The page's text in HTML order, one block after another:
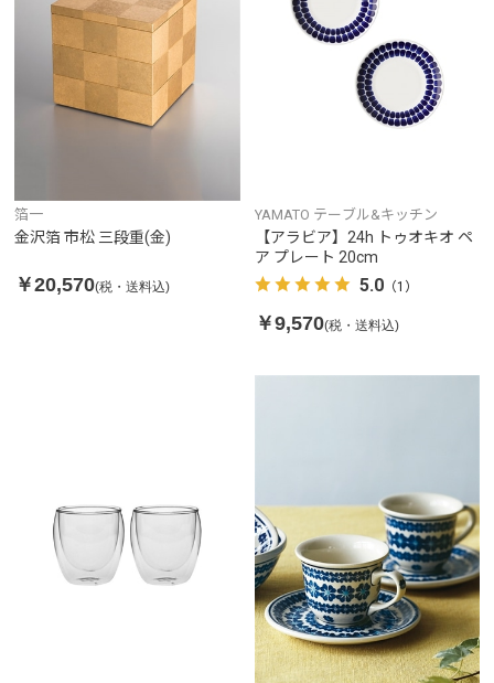
箔一
金沢箔 市松 三段重(金)
￥20,570(税・送料込)
YAMATO テーブル&キッチン
【アラビア】24h トゥオキオ ペ
ア プレート 20cm
5.0（1）
￥9,570(税・送料込)